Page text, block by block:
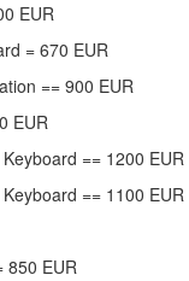
EUR
= 670 EUR
== 900 EUR
EUR
== 1200 EUR
== 1100 EUR
850 EUR